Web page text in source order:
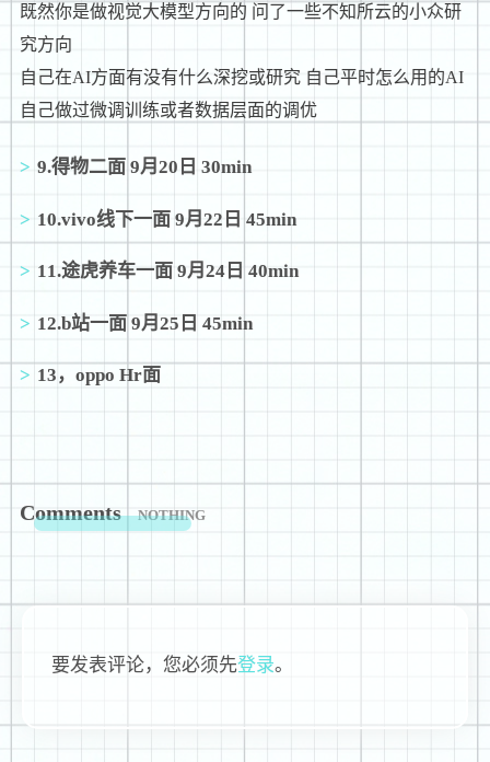
既然你是做视觉大模型方向的 问了一些不知所云的小众研
究方向
自己在AI方面有没有什么深挖或研究 自己平时怎么用的AI
自己做过微调训练或者数据层面的调优
9.得物二面 9月20日 30min
10.vivo线下一面 9月22日 45min
11.途虎养车一面 9月24日 40min
12.b站一面 9月25日 45min
13，oppo Hr面
Comments NOTHING
要发表评论，您必须先登录。